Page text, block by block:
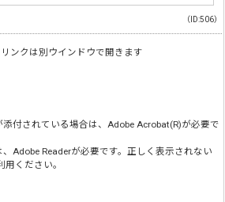
（ID:506）
ンクは別ウインドウで開きます
付されている場合は、Adobe Acrobat(R)が必要で
、Adobe Readerが必要です。正しく表示されない
ください。